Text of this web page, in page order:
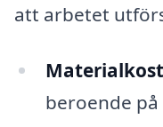
att arbetet
beroende